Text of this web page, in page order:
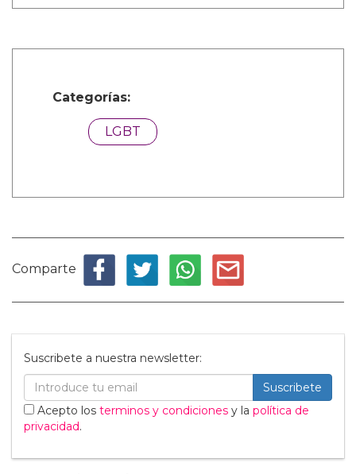
Categorías:
LGBT
Comparte
Suscribete a nuestra newsletter:
Suscribete
Acepto los terminos y condiciones y la política de
privacidad.